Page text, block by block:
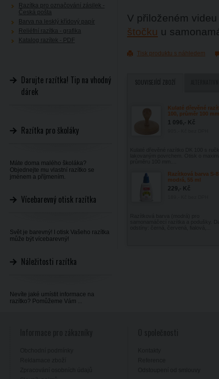
V přiloženém
štočku u
Tisk produktu s náhledem
SOUVISEJÍCÍ ZBOŽÍ
Kulaté dřevěné
100, průměr 100 mm
1 096,- Kč
Razítková barva S-
modrá, 55 ml
229,- Kč
Razítka pro označování zásilek -
Česká pošta
Barva na lesklý křídový papír
Reliéfní razítka - grafika
Katalog razítek - PDF
Darujte razítka! Tip na vhodný
dárek
Razítka pro školáky
Máte doma malého školáka?
Objednejte mu vlastní razítko se
jménem a příjmením.
Vícebarevný otisk razítka
Svět je barevný! I otisk Vašeho razítka
může být vícebarevný!
Náležitosti razítka
Nevíte jaké umístit informace na
razítko? Pomůžeme Vám ...